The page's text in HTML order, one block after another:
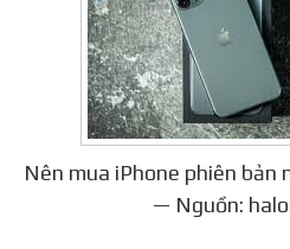
Nên mua iPhone phiên bản
— Nguồn: